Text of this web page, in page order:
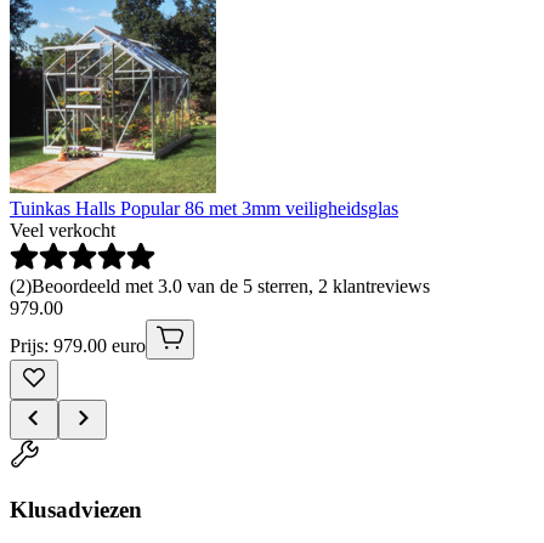
Tuinkas Halls Popular 86 met 3mm veiligheidsglas
Veel verkocht
(2)Beoordeeld met 3.0 van de 5 sterren, 2 klantreviews
979.00
Prijs: 979.00 euro
Klusadviezen